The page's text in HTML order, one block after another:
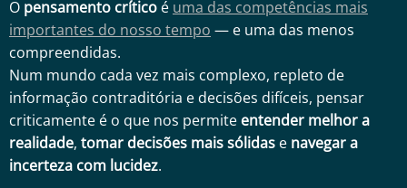
O pensamento crítico é uma das competências mais
importantes do nosso tempo — e uma das menos
compreendidas.
Num mundo cada vez mais complexo, repleto de
informação contraditória e decisões difíceis, pensar
criticamente é o que nos permite entender melhor a
realidade, tomar decisões mais sólidas e navegar a
incerteza com lucidez.